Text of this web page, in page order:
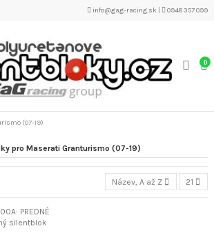
info@gag-racing.sk 0948 357 099
0
(07-19)
pro Maserati Granturismo (07-19)
Název, A až Z 21